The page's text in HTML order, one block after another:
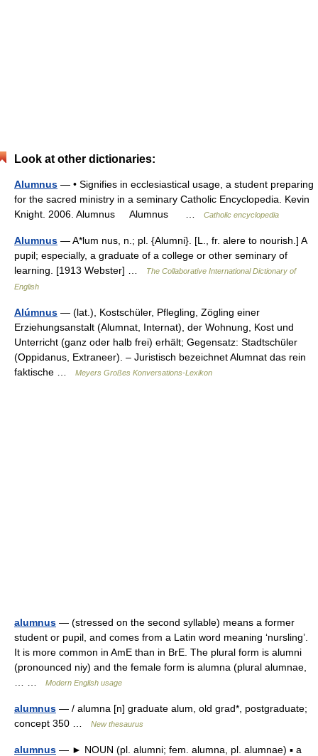
Look at other dictionaries:
Alumnus — • Signifies in ecclesiastical usage, a student preparing
for the sacred ministry in a seminary Catholic Encyclopedia. Kevin
Knight. 2006. Alumnus Alumnus …
Catholic encyclopedia
Alumnus — A*lum nus, n.; pl. {Alumni}. [L., fr. alere to nourish.] A
pupil; especially, a graduate of a college or other seminary of
learning. [1913 Webster] …
The Collaborative International Dictionary of
English
Alúmnus — (lat.), Kostschüler, Pflegling, Zögling einer
Erziehungsanstalt (Alumnat, Internat), der Wohnung, Kost und
Unterricht (ganz oder halb frei) erhält; Gegensatz: Stadtschüler
(Oppidanus, Extraneer). – Juristisch bezeichnet Alumnat das rein
faktische …
Meyers Großes Konversations-Lexikon
alumnus — (stressed on the second syllable) means a former
student or pupil, and comes from a Latin word meaning ‘nursling’.
It is more common in AmE than in BrE. The plural form is alumni
(pronounced niy) and the female form is alumna (plural alumnae,
Modern English usage
alumnus — / alumna [n] graduate alum, old grad*, postgraduate;
concept 350 …
New thesaurus
alumnus — ► NOUN (pl. alumni; fem. alumna, pl. alumnae) ▪ a